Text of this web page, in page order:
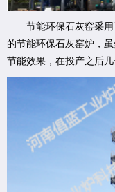
节能环保石灰窑采用
的节能环保石灰窑炉，
节能效果，在投产之后